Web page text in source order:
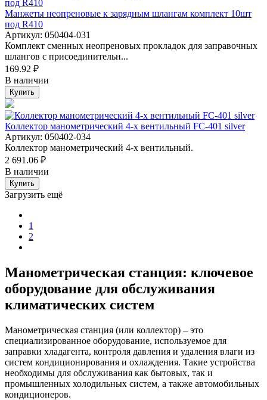
Манжеты неопреновые к зарядным шлангам комплект 10шт
под R410
Артикул: 050404-031
Комплект сменных неопреновых прокладок для заправочных
шлангов с присоединительн...
169.92 ₽
В наличии
Купить
Коллектор манометрический 4-х вентильный FC-401 silver
Артикул: 050402-034
Коллектор манометрический 4-х вентильный.
2 691.06 ₽
В наличии
Купить
Загрузить ещё
1
2
Манометрическая станция: ключевое
оборудование для обслуживания
климатических систем
Манометрическая станция (или коллектор) – это
специализированное оборудование, используемое для
заправки хладагента, контроля давления и удаления влаги из
систем кондиционирования и охлаждения. Такие устройства
необходимы для обслуживания как бытовых, так и
промышленных холодильных систем, а также автомобильных
кондиционеров.